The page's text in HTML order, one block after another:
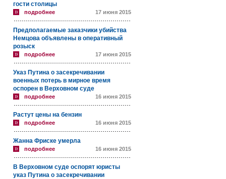
гости столицы
подробнее 17 июня 2015
Предполагаемые заказчики убийства
Немцова объявлены в оперативный
розыск
подробнее 17 июня 2015
Указ Путина о засекречивании
военных потерь в мирное время
оспорен в Верховном суде
подробнее 16 июня 2015
Растут цены на бензин
подробнее 16 июня 2015
Жанна Фриске умерла
подробнее 16 июня 2015
В Верховном суде оспорят юристы
указ Путина о засекречивании